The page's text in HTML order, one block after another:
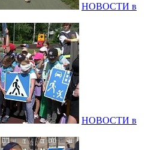
НОВОСТИ в
НОВОСТИ в